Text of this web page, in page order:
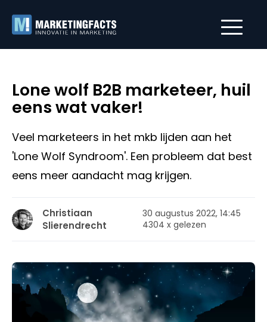
Lone wolf B2B marketeer, huil
eens wat vaker!
Veel marketeers in het mkb lijden aan het
'Lone Wolf Syndroom'. Een probleem dat best
eens meer aandacht mag krijgen.
Christiaan
Slierendrecht
30 augustus 2022, 14:45
4304 x gelezen